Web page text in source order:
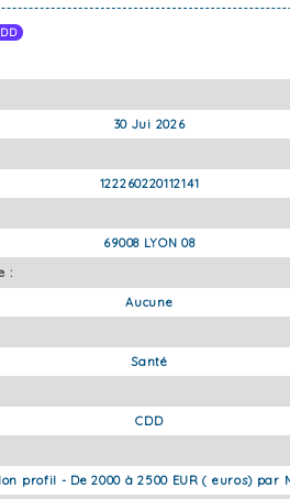
30 Jui 2026
122260220112141
69008 LYON 08
:
Aucune
Santé
CDD
profil - De 2000 à 2500 EUR ( euros) par